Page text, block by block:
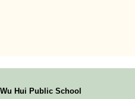
Hui Public School